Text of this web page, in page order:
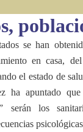
se han
en casa,
el estado de
ha apuntado
serán los